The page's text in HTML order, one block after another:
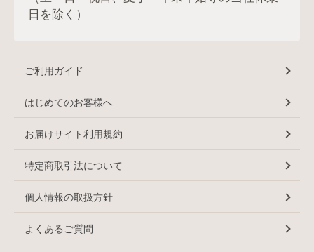
日を除く）
ご利用ガイド
はじめてのお客様へ
お届けサイト利用規約
特定商取引法について
個人情報の取扱方針
よくあるご質問